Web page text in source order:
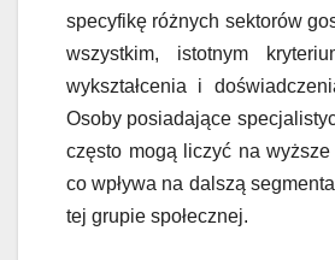
specyfikę różnych sektorów
wszystkim, istotnym
wykształcenia i
Osoby posiadające
często mogą liczyć na
co wpływa na dalszą
tej grupie społecznej.